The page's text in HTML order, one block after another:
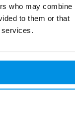
who may combine
to them or that
services.